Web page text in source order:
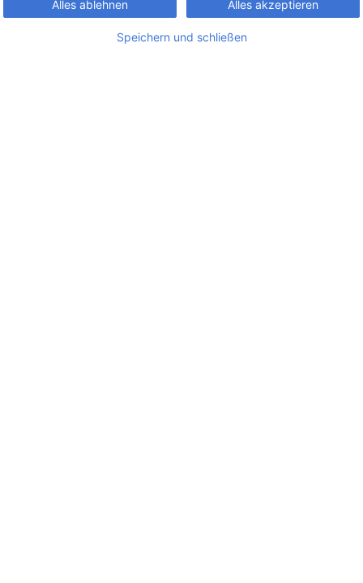
Alles ablehnen Alles akzeptieren
Speichern und schließen